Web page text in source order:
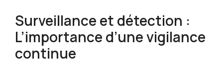
Surveillance et détection :
L’importance d’une vigilance
continue